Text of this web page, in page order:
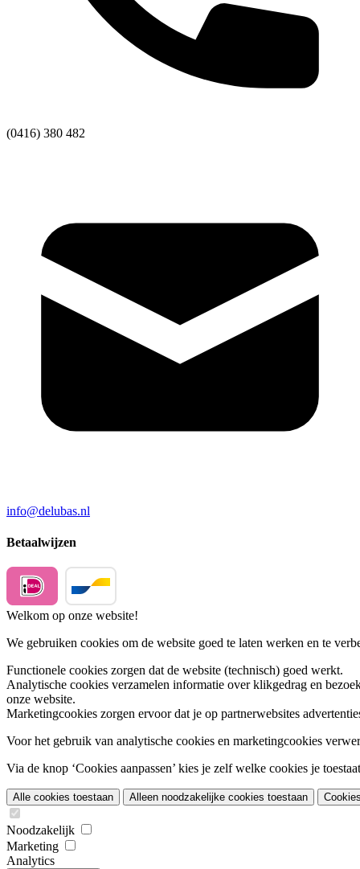
(0416) 380 482
info@delubas.nl
Betaalwijzen
Welkom op onze website!
We gebruiken cookies om de website goed te laten werken en te
Functionele cookies zorgen dat de website (technisch) goed werkt.
Analytische cookies verzamelen informatie over klikgedrag en
onze website.
Marketingcookies zorgen ervoor dat je op partnerwebsites
Voor het gebruik van analytische cookies en marketingcookies
Via de knop ‘Cookies aanpassen’ kies je zelf welke cookies je
Alle cookies toestaan Alleen noodzakelijke cookies toestaan
Noodzakelijk
Marketing
Analytics